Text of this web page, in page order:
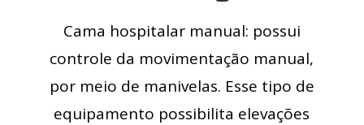
Cama hospitalar manual: possui
controle da movimentação manual,
por meio de manivelas. Esse tipo de
equipamento possibilita elevações